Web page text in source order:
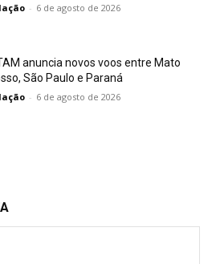
- 6 de agosto de 2026
anuncia novos voos entre Mato
São Paulo e Paraná
- 6 de agosto de 2026